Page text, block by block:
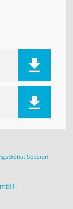
Session(Wird in